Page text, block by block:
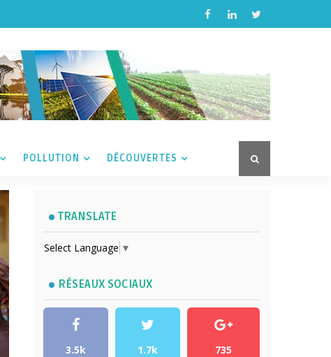
POLLUTION DÉCOUVERTES
TRANSLATE
Select Language ▼
RÉSEAUX SOCIAUX
3.5k 1.7k 735